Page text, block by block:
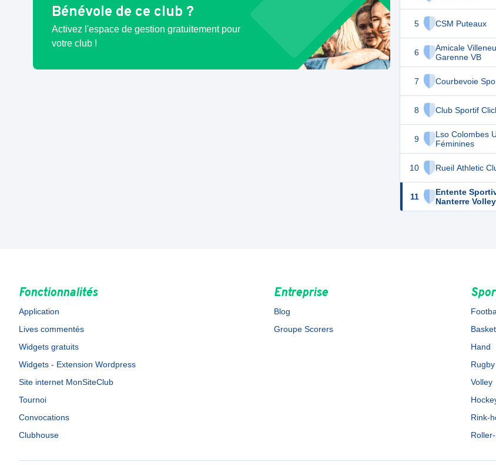
Bénévole de ce club ?
Activez l'espace de gestion gratuitement pour
votre club !
5 CSM Puteaux
6
Amicale
Garenne VB
7 Courbevoie
8 Club Sportif
9
Lso Colombes
Féminines
10 Rueil Athletic
11
Entente
Nanterre
Fonctionnalités
Application
Lives commentés
Widgets gratuits
Widgets - Extension Wordpress
Site internet MonSiteClub
Tournoi
Convocations
Clubhouse
Entreprise
Blog
Groupe Scorers
Basket
Hand
Rugby
Volley
Rink-